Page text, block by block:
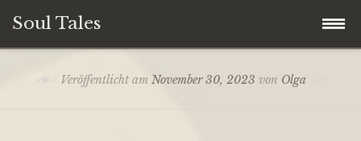
Soul Tales
Veröffentlicht am November 30, 2023 von Olga